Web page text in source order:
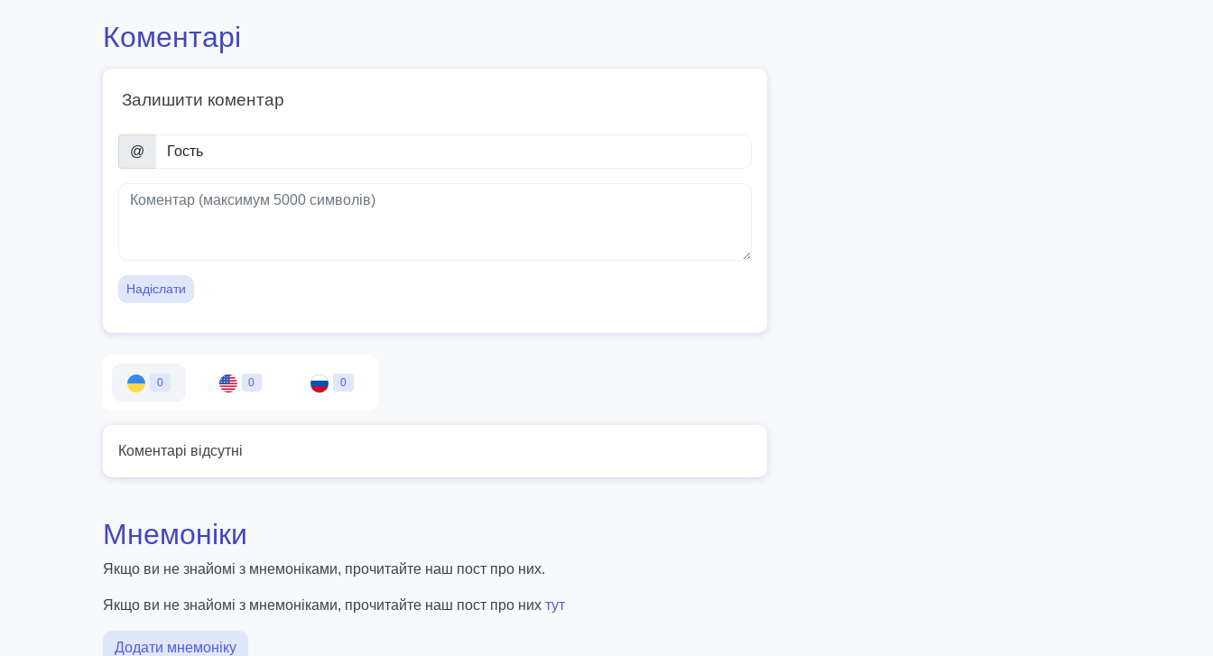
Коментарі
Залишити коментар
@
Надіслати
0 0 0
Коментарі відсутні
Мнемоніки
Якщо ви не знайомі з мнемоніками, прочитайте наш пост про них.
Якщо ви не знайомі з мнемоніками, прочитайте наш пост про них тут
Додати мнемоніку